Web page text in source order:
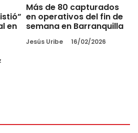
en
Más de 80 capturados
en operativos del fin de
semana en Barranquilla
Jesús Uribe 16/02/2026